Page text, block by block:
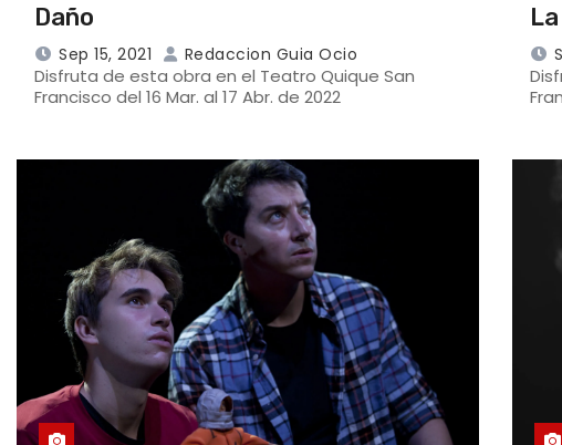
Daño
Sep 15, 2021 Redaccion Guia Ocio
Disfruta de esta obra en el Teatro Quique San
Francisco del 16 Mar. al 17 Abr. de 2022